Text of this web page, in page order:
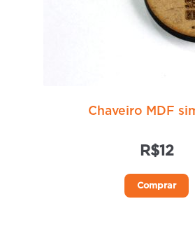
Chaveiro MDF
R$12
Comprar